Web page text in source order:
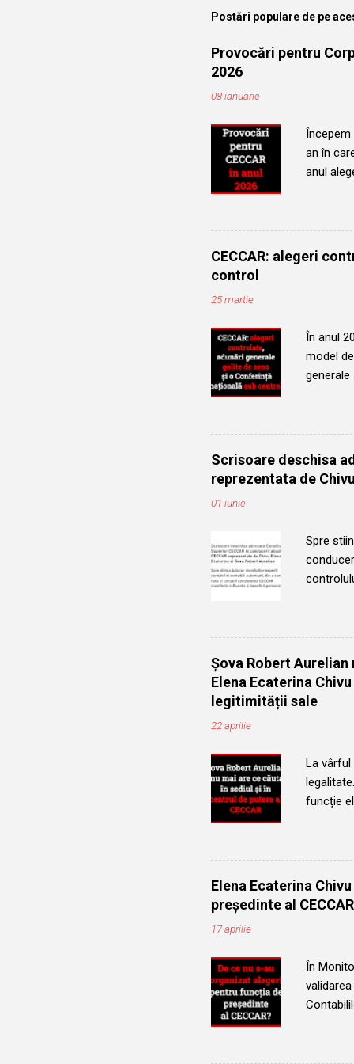
Postări populare de pe
Provocări pentru
2026
08 ianuarie
Începem
an în
anul
Vom
a
Robert
CECCAR: alegeri
control
25 martie
În anul
model
pentru
membrii
real, au
Scrisoare deschisa
reprezentata de
01 iunie
Spre
detinea
Șova Robert Aurelian
Elena Ecaterina
legitimității sale
22 aprilie
La vârful
funcție
Șova
după
a cerut
Elena Ecaterina
președinte al
17 aprilie
În